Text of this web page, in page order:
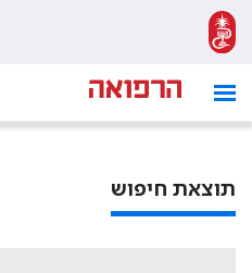
תוצאת חיפוש